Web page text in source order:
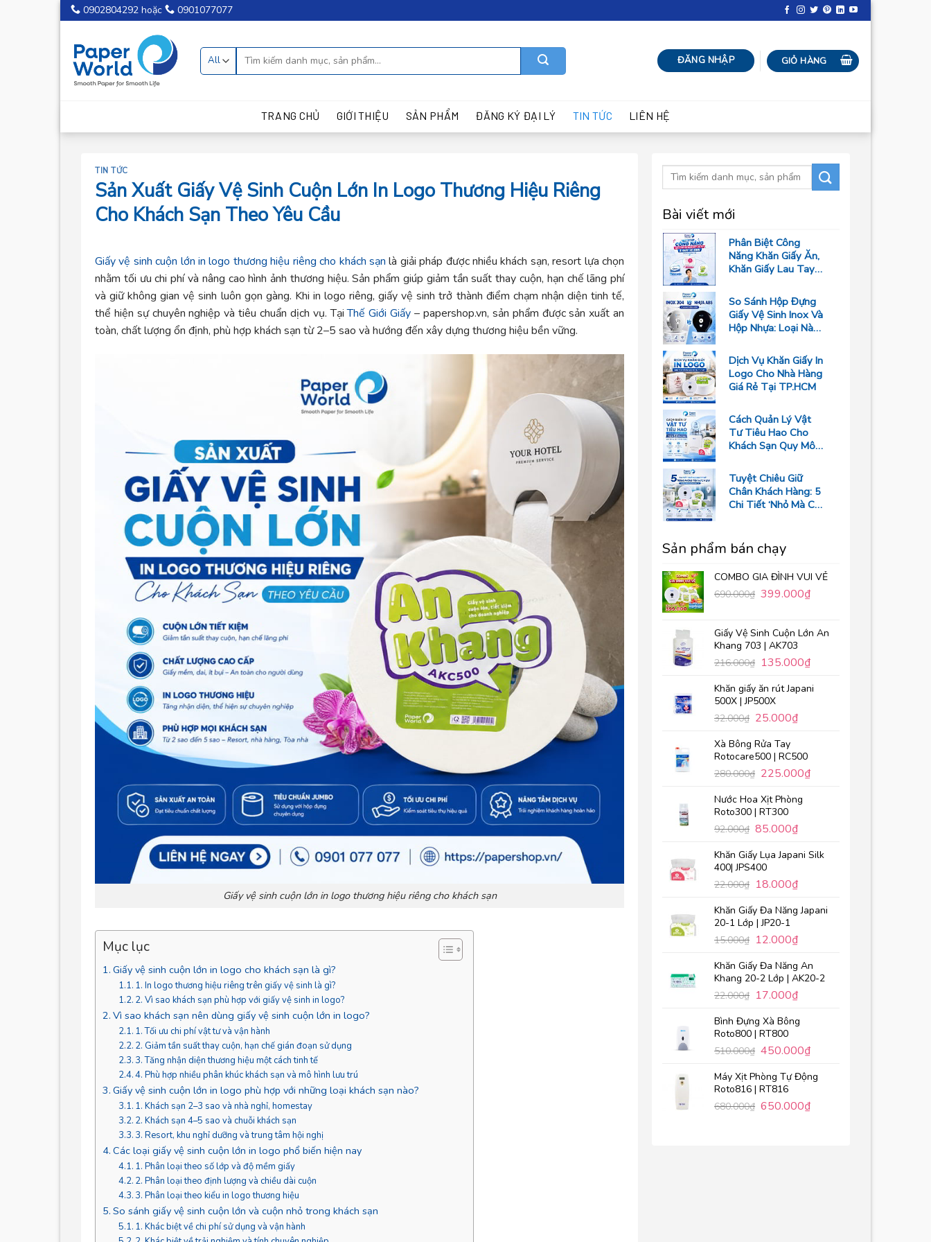
Skip
to
content
0902804292 hoặc 0901077077
ĐĂNG NHẬP GIỎ HÀNG
TRANG CHỦ GIỚI THIỆU SẢN PHẨM ĐĂNG KÝ ĐẠI LÝ TIN TỨC LIÊN HỆ
TIN TỨC
Sản Xuất Giấy Vệ Sinh Cuộn Lớn In Logo Thương Hiệu Riêng
Cho Khách Sạn Theo Yêu Cầu
Giấy vệ sinh cuộn lớn in logo thương hiệu riêng cho khách sạn là giải pháp được nhiều khách sạn, resort lựa chọn
nhằm tối ưu chi phí và nâng cao hình ảnh thương hiệu. Sản phẩm giúp giảm tần suất thay cuộn, hạn chế lãng phí
và giữ không gian vệ sinh luôn gọn gàng. Khi in logo riêng, giấy vệ sinh trở thành điểm chạm nhận diện tinh tế,
thể hiện sự chuyên nghiệp và tiêu chuẩn dịch vụ. TạiThế Giới Giấy – papershop.vn, sản phẩm được sản xuất an
toàn, chất lượng ổn định, phù hợp khách sạn từ 2–5 sao và hướng đến xây dựng thương hiệu bền vững.
Giấy vệ sinh cuộn lớn in logo thương hiệu riêng cho khách sạn
Mục lục
Giấy vệ sinh cuộn lớn in logo cho khách sạn là gì?
1. In logo thương hiệu riêng trên giấy vệ sinh là gì?
2. Vì sao khách sạn phù hợp với giấy vệ sinh in logo?
Vì sao khách sạn nên dùng giấy vệ sinh cuộn lớn in logo?
1. Tối ưu chi phí vật tư và vận hành
2. Giảm tần suất thay cuộn, hạn chế gián đoạn sử dụng
3. Tăng nhận diện thương hiệu một cách tinh tế
4. Phù hợp nhiều phân khúc khách sạn và mô hình lưu trú
Giấy vệ sinh cuộn lớn in logo phù hợp với những loại khách sạn nào?
1. Khách sạn 2–3 sao và nhà nghỉ, homestay
2. Khách sạn 4–5 sao và chuỗi khách sạn
3. Resort, khu nghỉ dưỡng và trung tâm hội nghị
Các loại giấy vệ sinh cuộn lớn in logo phổ biến hiện nay
1. Phân loại theo số lớp và độ mềm giấy
2. Phân loại theo định lượng và chiều dài cuộn
3. Phân loại theo kiểu in logo thương hiệu
So sánh giấy vệ sinh cuộn lớn và cuộn nhỏ trong khách sạn
1. Khác biệt về chi phí sử dụng và vận hành
Bài viết mới
Phân Biệt Công
Năng Khăn Giấy Ăn,
Khăn Giấy Lau Tay
Trong Ngành F&B
So Sánh Hộp Đựng
Giấy Vệ Sinh Inox Và
Hộp Nhựa: Loại Nào
Dịch Vụ Khăn Giấy In
Logo Cho Nhà Hàng
Giá Rẻ Tại TP.HCM
Cách Quản Lý Vật
Tư Tiêu Hao Cho
Khách Sạn Quy Mô
Tối Ưu Chi Phí Vận
Hành
Tuyệt Chiêu Giữ
Chân Khách Hàng: 5
Chi Tiết ‘Nhỏ Mà Có
Sản phẩm bán chạy
COMBO GIA ĐÌNH VUI VẺ
690.000₫ 399.000₫
Giấy Vệ Sinh Cuộn Lớn An
Khang 703 | AK703
216.000₫ 135.000₫
Khăn giấy ăn rút Japani
500X | JP500X
32.000₫ 25.000₫
Xà Bông Rửa Tay
Rotocare500 | RC500
280.000₫ 225.000₫
Nước Hoa Xịt Phòng
Roto300 | RT300
92.000₫ 85.000₫
Khăn Giấy Lụa Japani Silk
400| JPS400
22.000₫ 18.000₫
Khăn Giấy Đa Năng Japani
20-1 Lớp | JP20-1
15.000₫ 12.000₫
Khăn Giấy Đa Năng An
Khang 20-2 Lớp | AK20-2
22.000₫ 17.000₫
Bình Đựng Xà Bông
Roto800 | RT800
510.000₫ 450.000₫
Máy Xịt Phòng Tự Động
Roto816 | RT816
680.000₫ 650.000₫